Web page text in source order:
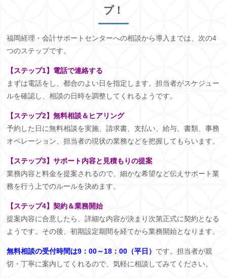
プ！
福岡経理・会計サポートセンターへの相談から導入までは、次の4
つのステップです。
【ステップ1】電話で連絡する
まずは電話をし、都合のよい日を指定します。担当者がスケジュー
ルを確認し、相談の日時を調整してくれるようです。
【ステップ2】無料相談＆ヒアリング
予約した日に無料相談を実施、請求書、支払い、給与、書類、事務
オペレーション、担当者の現状の業務などを把握してもらいます。
【ステップ3】サポート内容と見積もりの提案
業務内容と料金を提案されるので、細かな希望など伝えサポート業
務を行う上でのルールを決めます。
【ステップ4】契約＆業務開始
提案内容に合意したら、詳細な内容が決まり次第正式に契約となる
ようです。その後、初期設定期間を経てから業務開始となります。
無料相談の受付時間は9：00～18：00（平日） です。担当者が親
切・丁寧に案内してくれるので、気軽に相談してみてください。